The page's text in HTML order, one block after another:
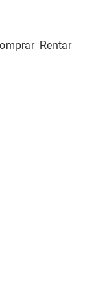
Rentar